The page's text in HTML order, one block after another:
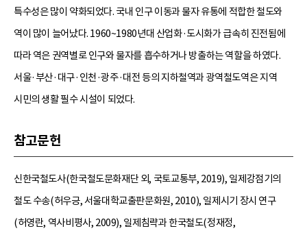
특수성은 많이 약화되었다. 국내 인구 이동과 물자 유통에 적합한 철도와
역이 많이 늘어났다. 1960~1980년대 산업화·도시화가 급속히 진전됨에
따라 역은 권역별로 인구와 물자를 흡수하거나 방출하는 역할을 하였다.
서울·부산·대구·인천·광주·대전 등의 지하철역과 광역철도역은 지역
시민의 생활 필수 시설이 되었다.
참고문헌
신한국철도사(한국철도문화재단 외, 국토교통부, 2019), 일제강점기의
철도 수송(허우긍, 서울대학교출판문화원, 2010), 일제시기 장시 연구
(허영란, 역사비평사, 2009), 일제침략과 한국철도(정재정,